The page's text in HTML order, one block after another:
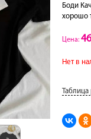
Боди
хорошо
Цена:
Нет в
Таблица